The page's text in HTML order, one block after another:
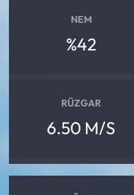
NEM
%42
RÜZGAR
6.50 M/S